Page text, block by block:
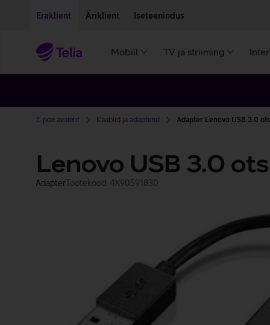
Eraklient Äriklient Iseteenindus
Mobiil TV ja striiming
E-poe avaleht Kaablid ja adapterid Adapter Lenovo USB 3.0
Lenovo USB 3.0
AdapterTootekood: 4X90S91830